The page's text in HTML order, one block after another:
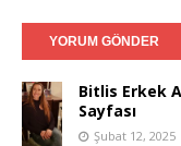
Bitlis Erkek
Sayfası
Şubat 12, 2025